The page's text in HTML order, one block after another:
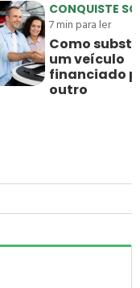
CONQUISTE
7min para ler
Como
um veículo
financiado
outro